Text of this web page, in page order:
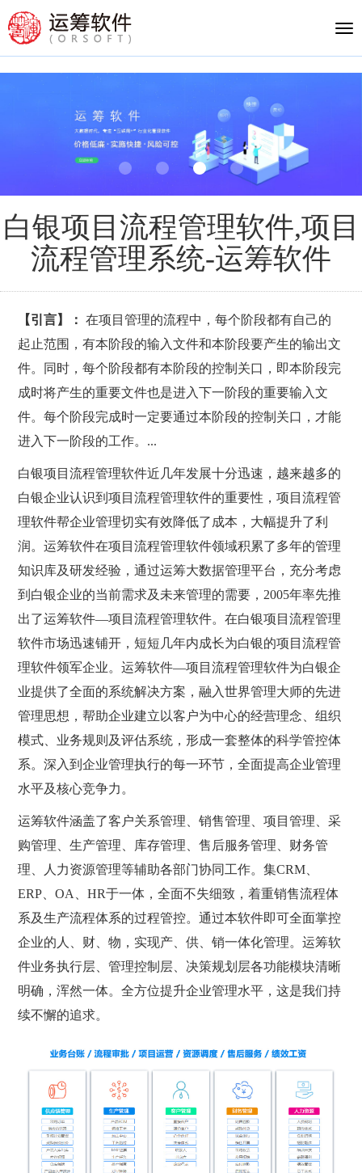
白银项目流程管理软件,项目
流程管理系统-运筹软件
【引言】： 在项目管理的流程中，每个阶段都有自己的
起止范围，有本阶段的输入文件和本阶段要产生的输出文
件。同时，每个阶段都有本阶段的控制关口，即本阶段完
成时将产生的重要文件也是进入下一阶段的重要输入文
件。每个阶段完成时一定要通过本阶段的控制关口，才能
进入下一阶段的工作。...
白银项目流程管理软件近几年发展十分迅速，越来越多的
白银企业认识到项目流程管理软件的重要性，项目流程管
理软件帮企业管理切实有效降低了成本，大幅提升了利
润。运筹软件在项目流程管理软件领域积累了多年的管理
知识库及研发经验，通过运筹大数据管理平台，充分考虑
到白银企业的当前需求及未来管理的需要，2005年率先推
出了运筹软件—项目流程管理软件。在白银项目流程管理
软件市场迅速铺开，短短几年内成长为白银的项目流程管
理软件领军企业。运筹软件—项目流程管理软件为白银企
业提供了全面的系统解决方案，融入世界管理大师的先进
管理思想，帮助企业建立以客户为中心的经营理念、组织
模式、业务规则及评估系统，形成一套整体的科学管控体
系。深入到企业管理执行的每一环节，全面提高企业管理
水平及核心竞争力。
运筹软件涵盖了客户关系管理、销售管理、项目管理、采
购管理、生产管理、库存管理、售后服务管理、财务管
理、人力资源管理等辅助各部门协同工作。集CRM、
ERP、OA、HR于一体，全面不失细致，着重销售流程体
系及生产流程体系的过程管控。通过本软件即可全面掌控
企业的人、财、物，实现产、供、销一体化管理。运筹软
件业务执行层、管理控制层、决策规划层各功能模块清晰
明确，浑然一体。全方位提升企业管理水平，这是我们持
续不懈的追求。